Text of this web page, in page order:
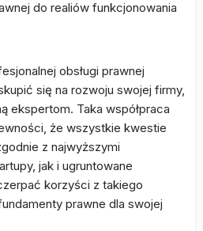
do realiów funkcjonowania
obsługi prawnej
się na rozwoju swojej firmy,
ekspertom. Taka współpraca
że wszystkie kwestie
z najwyższymi
jak i ugruntowane
korzyści z takiego
prawne dla swojej